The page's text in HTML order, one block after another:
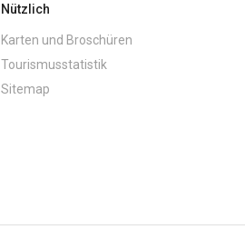
Nützlich
Karten und Broschüren
Tourismusstatistik
Sitemap